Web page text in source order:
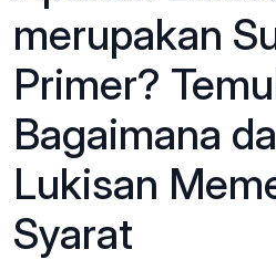
merupakan
Primer?
Bagaimana
Lukisan
Syarat